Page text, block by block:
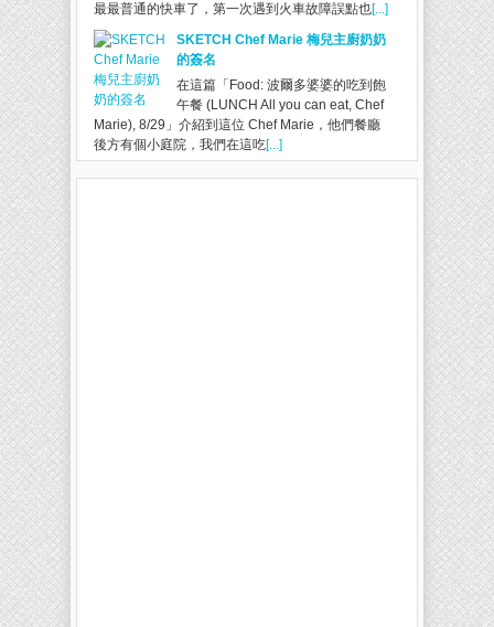
最最普通的快車了，第一次遇到火車故障誤點也[...]
SKETCH Chef Marie 梅兒主廚奶奶
的簽名
在這篇「Food: 波爾多婆婆的吃到飽
午餐 (LUNCH All you can eat, Chef
Marie), 8/29」介紹到這位 Chef Marie，他們餐廳
後方有個小庭院，我們在這吃[...]